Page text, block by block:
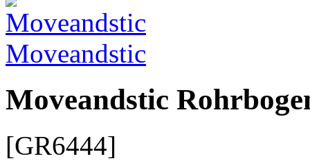
Moveandstic
Moveandstic
[GR6444]